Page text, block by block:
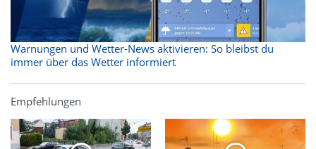
Warnungen und Wetter-News aktivieren: So bleibst du
immer über das Wetter informiert
Empfehlungen